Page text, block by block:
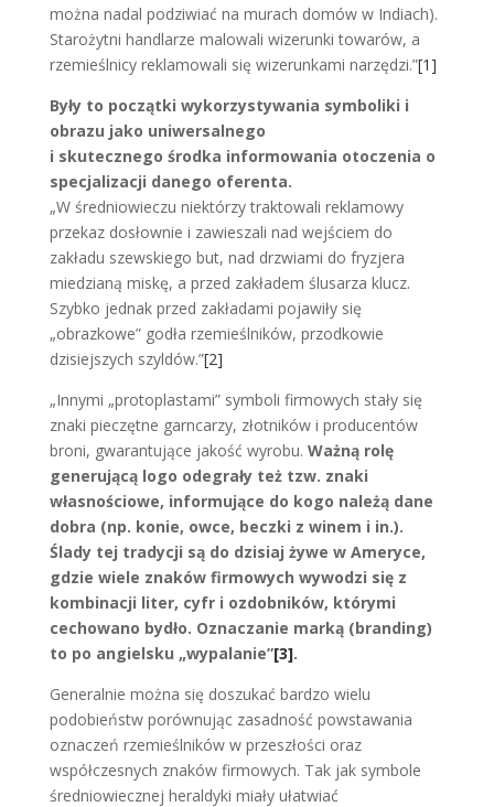
można nadal podziwiać na murach domów w Indiach).
Starożytni handlarze malowali wizerunki towarów, a
rzemieślnicy reklamowali się wizerunkami narzędzi.”[1]
Były to początki wykorzystywania symboliki i
obrazu jako uniwersalnego
i skutecznego środka informowania otoczenia o
specjalizacji danego oferenta.
„W średniowieczu niektórzy traktowali reklamowy
przekaz dosłownie i zawieszali nad wejściem do
zakładu szewskiego but, nad drzwiami do fryzjera
miedzianą miskę, a przed zakładem ślusarza klucz.
Szybko jednak przed zakładami pojawiły się
„obrazkowe” godła rzemieślników, przodkowie
dzisiejszych szyldów.”[2]
„Innymi „protoplastami” symboli firmowych stały się
znaki pieczętne garncarzy, złotników i producentów
broni, gwarantujące jakość wyrobu. Ważną rolę
generującą logo odegrały też tzw. znaki
własnościowe, informujące do kogo należą dane
dobra (np. konie, owce, beczki z winem i in.).
Ślady tej tradycji są do dzisiaj żywe w Ameryce,
gdzie wiele znaków firmowych wywodzi się z
kombinacji liter, cyfr i ozdobników, którymi
cechowano bydło. Oznaczanie marką (branding)
to po angielsku „wypalanie”[3].
Generalnie można się doszukać bardzo wielu
podobieństw porównując zasadność powstawania
oznaczeń rzemieślników w przeszłości oraz
współczesnych znaków firmowych. Tak jak symbole
średniowiecznej heraldyki miały ułatwiać